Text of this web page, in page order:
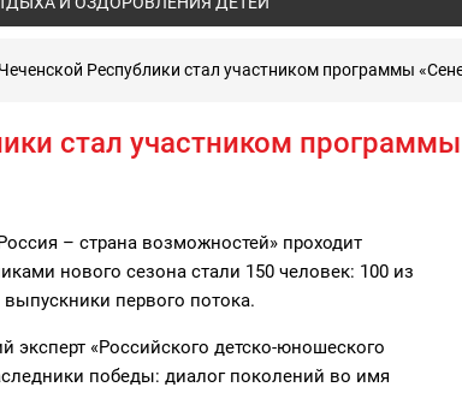
Республики стал участником программы
стал участником
– страна возможностей» проходит
нового сезона стали 150 человек: 100 из
первого потока.
«Российского детско-юношеского
победы: диалог поколений во имя